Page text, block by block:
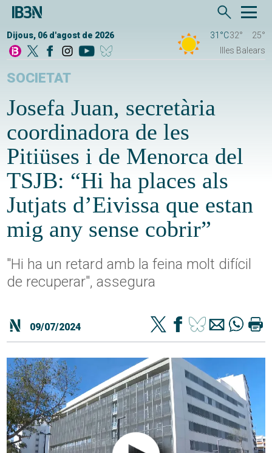
Dijous, 06 d'agost de 2026 31°C32°
25°
Illes Balears
SOCIETAT
Josefa Juan, secretària
coordinadora de les
Pitiüses i de Menorca del
TSJB: “Hi ha places als
Jutjats d’Eivissa que estan
mig any sense cobrir”
"Hi ha un retard amb la feina molt difícil
de recuperar", assegura
09/07/2024